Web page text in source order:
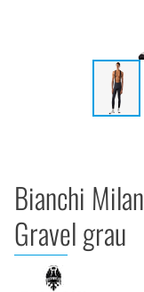
Bianchi
Gravel grau